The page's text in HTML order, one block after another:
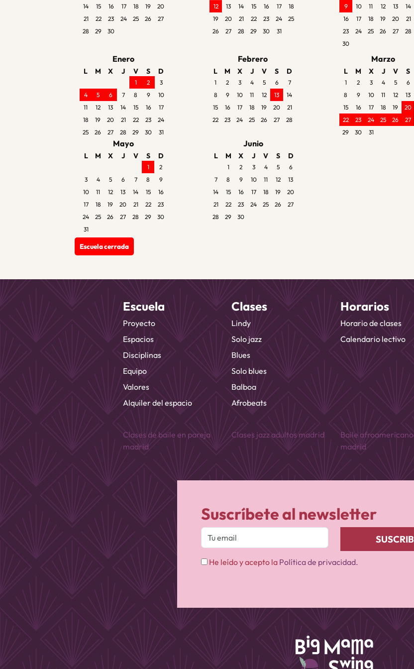
14
15 16 17 18 19
20
21
22 23 24 25 26
27
28
29 30
12
13 14 15 16 17
18
19
20 21 22 23 24
25
26
27 28 29 30 31
9
10 11 12 13 14
16
17 18 19 20 21
23
24 25 26 27 28
30
Enero
L M X J V S D
1 2
3
4
5 6 7 8 9
10
11
12 13 14 15 16
17
18
19 20 21 22 23
24
25
26 27 28 29 30 31
Febrero
L M X J V S D
1 2 3 4 5 6
7
8
9 10 11 12 13
14
15
16 17 18 19 20
21
22
23 24 25 26 27 28
Marzo
L M X J V S
1 2 3 4 5 6
8
9 10 11 12 13
15
16 17 18 19 20
22
23 24 25 26 27
29
30 31
Mayo
L M X J V S D
1
2
3
4 5 6 7 8
9
10
11 12 13 14 15
16
17
18 19 20 21 22
23
24
25 26 27 28 29
30
31
Junio
L M X J V S D
1 2 3 4 5
6
7
8 9 10 11 12
13
14
15 16 17 18 19
20
21
22 23 24 25 26
27
28
29 30
Escuela cerrada
Escuela
Proyecto
Espacios
Disciplinas
Equipo
Valores
Alquiler del espacio
Clases
Lindy
Solo jazz
Blues
Solo blues
Balboa
Afrobeats
Horarios
Horario de clases
Calendario lectivo
Clases de baile en pareja
madrid
Clases jazz adultos madrid
Baile afroamericano
madrid
Suscríbete al newsletter
He leído y acepto la Política de privacidad.